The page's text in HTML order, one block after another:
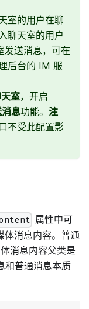
室的用户在聊
聊天室的用户
发送消息，可在
后台的 IM 服
室，开启
息功能。 注
不受此配置影
属性中可
体消息内容。普通
消息内容父类是
和普通消息本质